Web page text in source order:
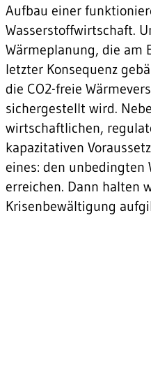
Aufbau einer
Wasserstoffwirtschaft.
Wärmeplanung, die am
letzter Konsequenz
die CO2-freie
sichergestellt wird.
wirtschaftlichen,
kapazitativen
eines: den unbedingten
erreichen. Dann halten
Krisenbewältigung